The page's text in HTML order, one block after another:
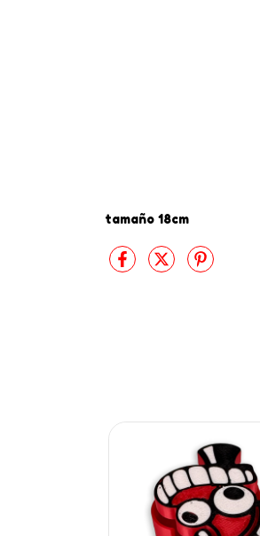
tamaño 18cm